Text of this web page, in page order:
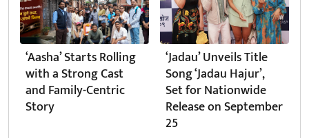
‘Aasha’ Starts Rolling
with a Strong Cast
and Family-Centric
Story
‘Jadau’ Unveils Title
Song ‘Jadau Hajur’,
Set for Nationwide
Release on September
25